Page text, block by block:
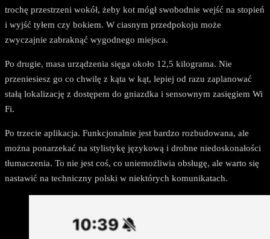
trochę przestrzeni wokół, żeby kot mógł swobodnie wejść na stopień
i wyjść tyłem czy bokiem. W ciasnym przedpokoju może
zwyczajnie zabraknąć wygodnego miejsca.
Po drugie, masa urządzenia sięga około 12,5 kilograma. Nie
przeniesiesz go co chwilę z kąta w kąt, lepiej od razu zaplanować
stałą lokalizację z dostępem do gniazdka i sensownym zasięgiem Wi
Fi.
Po trzecie aplikacja. Funkcjonalnie jest bardzo rozbudowana, ale
można ponarzekać na stylistykę językową i drobne niedoskonałości
tłumaczenia. To nie jest coś, co uniemożliwia obsługę, ale warto się
nastawić na techniczny polski w niektórych komunikatach.